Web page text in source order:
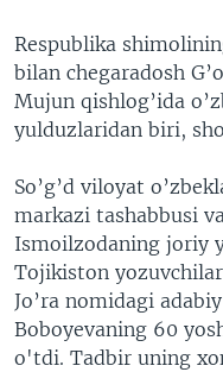
Respublika
bilan chegaradosh
Mujun qishlog’ida
yulduzlaridan biri,
So’g’d viloyat
markazi tashabbusi
Ismoilzodaning joriy
Tojikiston
Jo’ra nomidagi
Boboyevaning 60
o'tdi. Tadbir uning